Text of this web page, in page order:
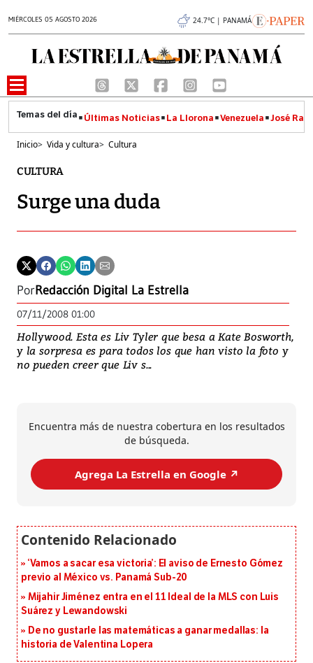
MIÉRCOLES 05 AGOSTO 2026 24.7°C | PANAMÁ
Últimas Noticias La Llorona Venezuela José
Inicio> Vida y cultura> Cultura
CULTURA
Surge una duda
PorRedacción Digital La Estrella
07/11/2008 01:00
Hollywood. Esta es Liv Tyler que besa a Kate Bosworth,
y la sorpresa es para todos los que han visto la foto y
no pueden creer que Liv s...
Encuentra más de nuestra cobertura en los resultados
de búsqueda.
Agrega La Estrella en Google ↗️
‘Vamos a sacar esa victoria’: El aviso de Ernesto Gómez
previo al México vs. Panamá Sub-20
Mijahir Jiménez entra en el 11 Ideal de la MLS con Luis
Suárez y Lewandowski
De no gustarle las matemáticas a ganar medallas: la
historia de Valentina Lopera